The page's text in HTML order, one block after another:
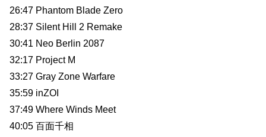
26:47 Phantom Blade Zero
28:37 Silent Hill 2 Remake
30:41 Neo Berlin 2087
32:17 Project M
33:27 Gray Zone Warfare
35:59 inZOI
37:49 Where Winds Meet
40:05 百面千相